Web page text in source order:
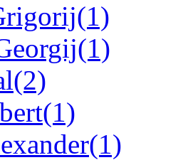
(1)
(1)
(2)
(1)
(1)